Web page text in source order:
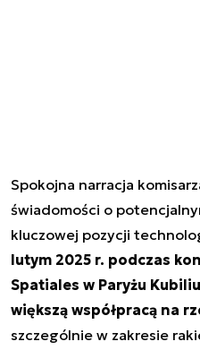
Spokojna narracja
świadomości o
kluczowej pozycji
lutym 2025 r. podczas
Spatiales w Paryżu
większą współpracą na
szczególnie w zakresie